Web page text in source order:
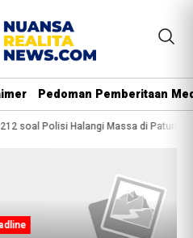
Pedoman Pemberitaan
soal Polisi Halangi Massa di Patung